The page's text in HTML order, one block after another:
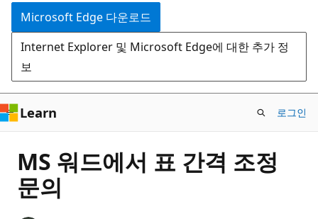
건
너
뛰
기
Microsoft Edge 다운로드
Internet Explorer 및 Microsoft Edge에 대한 추가 정
보
Learn 로그인
MS 워드에서 표 간격 조정
문의